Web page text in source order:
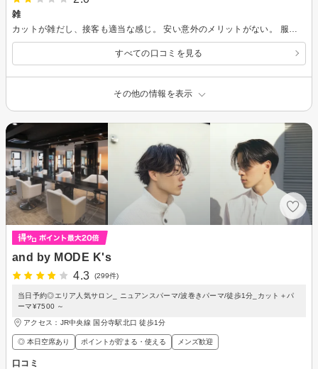
雑
すべての口コミを見る
その他の情報を表示
and by MODE K's
4.3
(299件)
当日予約◎エリア人気サロン_ ニュアンスパーマ/波巻きパーマ/徒歩1分_カット＋パ
ーマ¥7500 ～
アクセス：JR中央線 国分寺駅北口 徒歩1分
◎ 本日空席あり ポイントが貯まる・使える メンズ歓迎
口コミ